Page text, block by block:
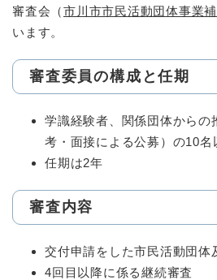
審査会（​​市川市市民活動団体事業
います。
審査委員の構成と任期
学識経験者、関係団体からの
考・面接による公募）の10名
任期は2年
審査内容
交付申請をした市民活動団体
4回目以降に係る継続審査